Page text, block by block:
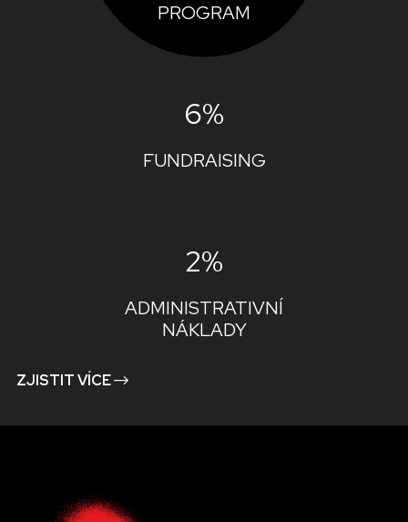
PROGRAM
6%
FUNDRAISING
2%
ADMINISTRATIVNÍ
NÁKLADY
ZJISTIT VÍCE